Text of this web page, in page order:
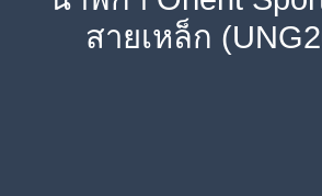
สายเหล็ก